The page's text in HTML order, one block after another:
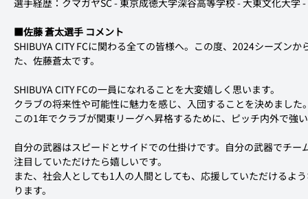
選手経歴：クマガヤSC - 東京成徳大学深谷高等学校 - 大東文化大学
■佐藤 蒼太選手 コメント
SHIBUYA CITY FCに関わる全ての皆様へ。この度、2024シーズンか
た、佐藤蒼太です。
SHIBUYA CITY FCの一員になれることを大変嬉しく思います。
クラブの将来性や可能性に魅力を感じ、入団することを決めました
この1年でクラブが関東リーグへ昇格するために、ピッチ内外で強
自分の武器はスピードとサイドでの仕掛けです。自分の武器でチ
注目していただけたら嬉しいです。
また、社会人としても1人の人間としても、応援していただけるよ
ります。